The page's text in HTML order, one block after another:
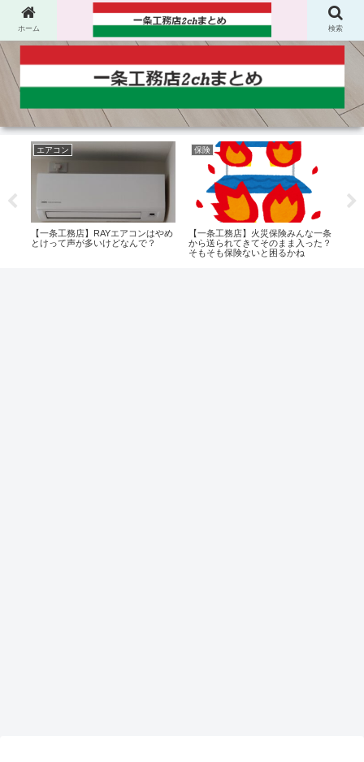
エアコン
【一条工務店】RAYエアコンはやめ
とけって声が多いけどなんで？
保険
【一条工務店】火災保険みんな一条
から送られてきてそのまま入った？
そもそも保険ないと困るかね
ホーム 検索